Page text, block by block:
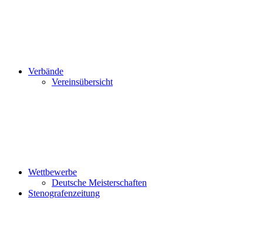
Verbände
Vereinsübersicht
Wettbewerbe
Deutsche Meisterschaften
Stenografenzeitung